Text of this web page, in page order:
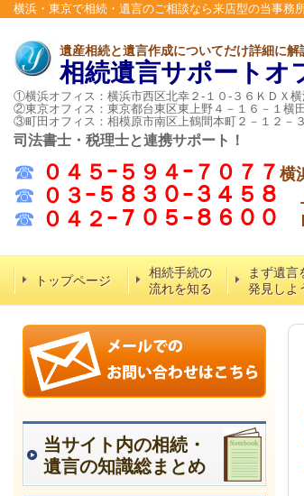
横浜・東京で相続・遺言のご相談なら来店型の当事務
遺産相続と遺言作成についてだけ詳細に解
相続遺言サポートオ
①横浜オフィス：横浜市西区北幸２-１０-３６ＫＤＸ
②東京オフィス：東京都台東区東上野４－１６－１横
③町田オフィス：相模原市南区上鶴間本町２－１２－
司法書士・税理士と連携サポート！
☎ ０４５ｰ５９４ｰ７０７７ 横
☎ ０３ｰ５８３０ｰ３４５８
☎ ０４２ｰ７０５ｰ８６００
トップページ
相続手続の
流れを知る
まず遺言
発見しよ
当サイト内の相続・
遺言の知識総まとめ